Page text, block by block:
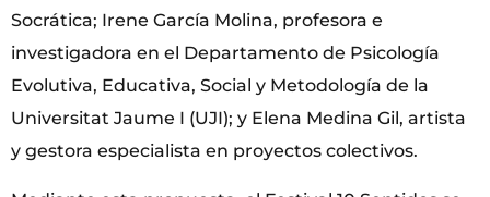
Socrática; Irene García Molina, profesora e
investigadora en el Departamento de Psicología
Evolutiva, Educativa, Social y Metodología de la
Universitat Jaume I (UJI); y Elena Medina Gil, artista
y gestora especialista en proyectos colectivos.